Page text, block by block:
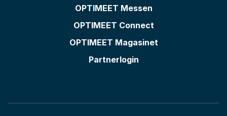
OPTIMEET Messen
OPTIMEET Connect
OPTIMEET Magasinet
Partnerlogin